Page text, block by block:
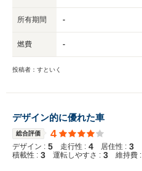
所有期間 -
燃費 -
投稿者：すといく
デザイン的に優れた車
総合評価 4
デザイン : 5 走行性 : 4 居住性 : 3
積載性 : 3 運転しやすさ : 3 維持費 :